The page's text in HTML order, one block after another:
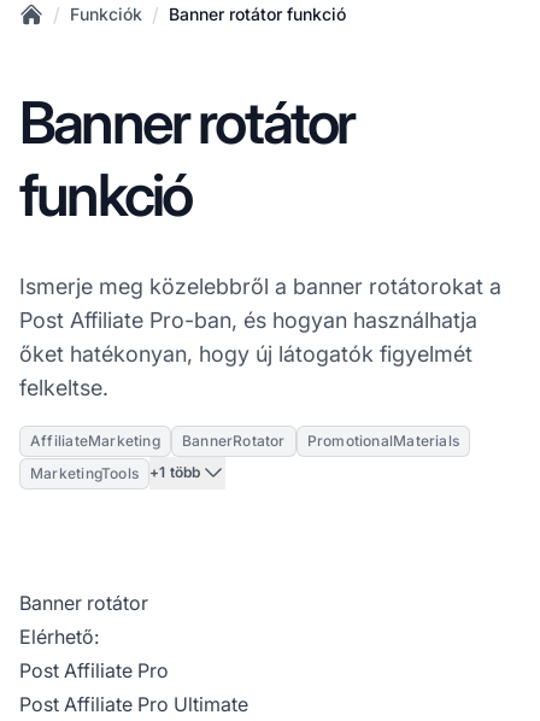
/ Funkciók / Banner rotátor funkció
Banner rotátor
funkció
Ismerje meg közelebbről a banner rotátorokat a
Post Affiliate Pro-ban, és hogyan használhatja
őket hatékonyan, hogy új látogatók figyelmét
felkeltse.
AffiliateMarketing BannerRotator
PromotionalMaterials
MarketingTools
+1 több
Banner rotátor
Elérhető:
Post Affiliate Pro
Post Affiliate Pro Ultimate